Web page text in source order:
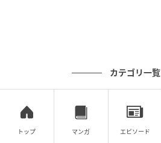
の記事をもっとみる
カテゴリ一覧
トップ マンガ エピソード